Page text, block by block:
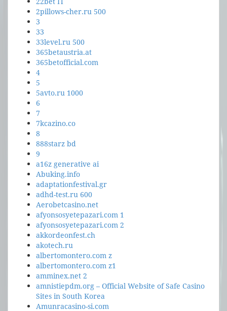
2pillows-cher.ru 500
3
33
33level.ru 500
365betaustria.at
365betofficial.com
4
5
5avto.ru 1000
6
7
7kcazino.co
8
888starz bd
9
a16z generative ai
Abuking.info
adaptationfestival.gr
adhd-test.ru 600
Aerobetcasino.net
afyonsosyetepazari.com 1
afyonsosyetepazari.com 2
akkordeonfest.ch
akotech.ru
albertomontero.com z
albertomontero.com z1
amminex.net 2
amnistiepdm.org – Official Website of Safe Casino
Sites in South Korea
Amunracasino-si.com